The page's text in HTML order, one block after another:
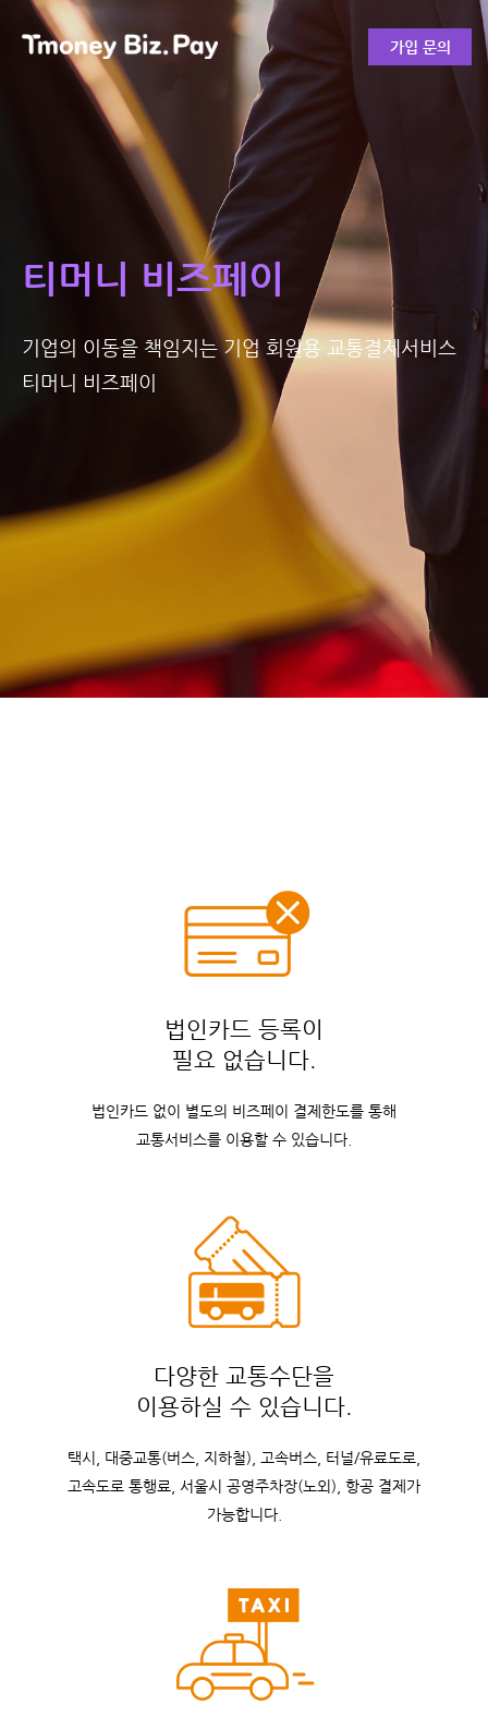
가입 문의
티머니 비즈페이
기업의 이동을 책임지는 기업 회원용 교통결제서비스
티머니 비즈페이
법인카드 등록이
필요 없습니다.
법인카드 없이 별도의 비즈페이 결제한도를 통해
교통서비스를 이용할 수 있습니다.
다양한 교통수단을
이용하실 수 있습니다.
택시, 대중교통(버스, 지하철), 고속버스, 터널/유료도로,
고속도로 통행료, 서울시 공영주차장(노외), 항공 결제가
가능합니다.